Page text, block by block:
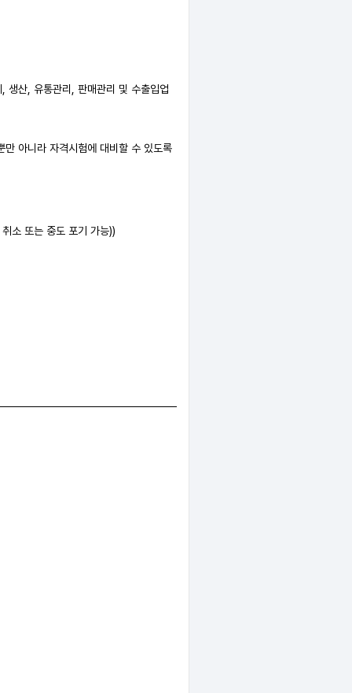
생산, 유통관리, 판매관리 및 수출입업
아니라 자격시험에 대비할 수 있도록
소 또는 중도 포기 가능))